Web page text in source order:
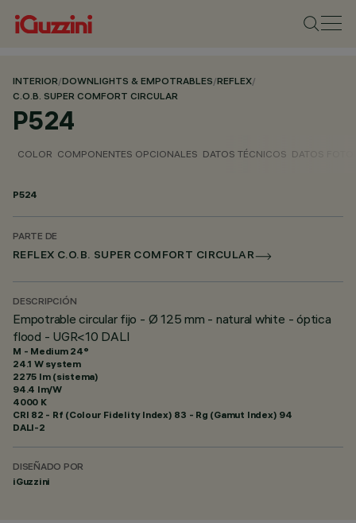
INTERIOR/DOWNLIGHTS & EMPOTRABLES/REFLEX/
C.O.B. SUPER COMFORT CIRCULAR
P524
COLOR COMPONENTES OPCIONALES DATOS TÉCNICOS DATOS
P524
PARTE DE
REFLEX C.O.B. SUPER COMFORT CIRCULAR
DESCRIPCIÓN
Empotrable circular fijo - Ø 125 mm - natural white - óptica
flood - UGR<10 DALI
M - Medium 24°
24.1 W system
2275 lm (sistema)
94.4 lm/W
4000 K
CRI 82 - Rf (Colour Fidelity Index) 83 - Rg (Gamut Index) 94
DALI-2
DISEÑADO POR
iGuzzini